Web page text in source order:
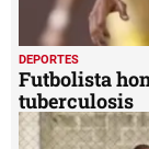
DEPORTES
Futbolista
tuberculosis